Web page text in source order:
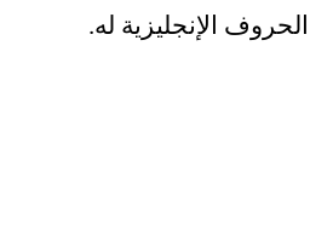
الحروف الإنجليزية له.